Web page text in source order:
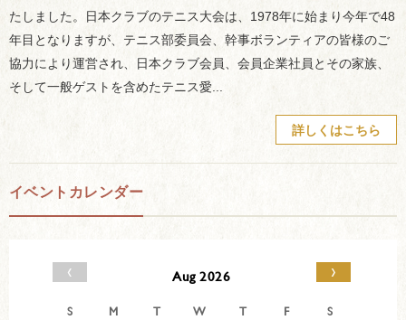
たしました。日本クラブのテニス大会は、1978年に始まり今年で48
年目となりますが、テニス部委員会、幹事ボランティアの皆様のご
協力により運営され、日本クラブ会員、会員企業社員とその家族、
そして一般ゲストを含めたテニス愛...
詳しくはこちら
イベントカレンダー
‹ Aug 2026 ›
S M T W T F
S